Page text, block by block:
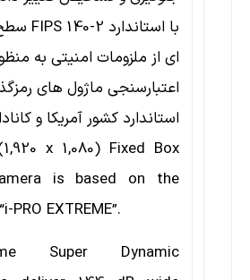
ای از ملزومات امنیتی به
اعتبارسنجی ماژول های
استاندارد کشور آمریکا و
x 1,080) Fixed Box
is based on the
“i-PRO EXTREME”.
Super Dynamic